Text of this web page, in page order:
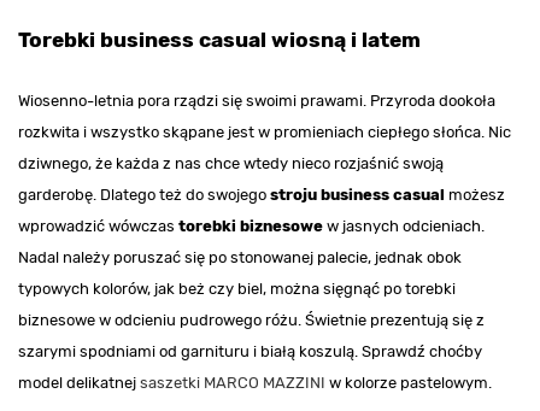
Torebki business casual wiosną i latem
Wiosenno-letnia pora rządzi się swoimi prawami. Przyroda dookoła
rozkwita i wszystko skąpane jest w promieniach ciepłego słońca. Nic
dziwnego, że każda z nas chce wtedy nieco rozjaśnić swoją
garderobę. Dlatego też do swojego stroju business casual możesz
wprowadzić wówczas torebki biznesowe w jasnych odcieniach.
Nadal należy poruszać się po stonowanej palecie, jednak obok
typowych kolorów, jak beż czy biel, można sięgnąć po torebki
biznesowe w odcieniu pudrowego różu. Świetnie prezentują się z
szarymi spodniami od garnituru i białą koszulą. Sprawdź choćby
model delikatnej saszetki MARCO MAZZINI w kolorze pastelowym.